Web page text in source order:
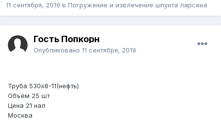
11 сентября, 2019 в Погружение и извлечение шпунта ларсена
Гость Попкорн
Опубликовано 11 сентября, 2019
Труба 530х8-11(нефть)
Объём 25 шт
Цена 21 нал
Москва